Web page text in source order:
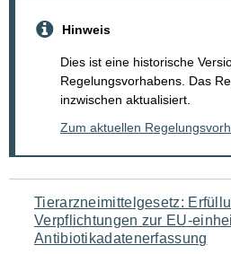
Hinweis
Dies ist eine historische
Regelungsvorhabens. Das
inzwischen aktualisiert.
Zum aktuellen
Navigation
für
Tierarzneimittelgesetz:
Verpflichtungen zur EU-
Antibiotikadatenerfassung